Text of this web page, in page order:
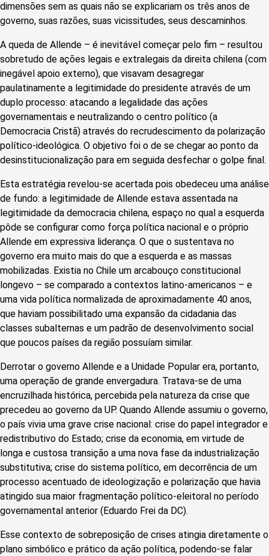
dimensões sem as quais não se explicariam os três anos de
governo, suas razões, suas vicissitudes, seus descaminhos.
A queda de Allende – é inevitável começar pelo fim – resultou
sobretudo de ações legais e extralegais da direita chilena (com
inegável apoio externo), que visavam desagregar
paulatinamente a legitimidade do presidente através de um
duplo processo: atacando a legalidade das ações
governamentais e neutralizando o centro político (a
Democracia Cristã) através do recrudescimento da polarização
político-ideológica. O objetivo foi o de se chegar ao ponto da
desinstitucionalização para em seguida desfechar o golpe final.
Esta estratégia revelou-se acertada pois obedeceu uma análise
de fundo: a legitimidade de Allende estava assentada na
legitimidade da democracia chilena, espaço no qual a esquerda
pôde se configurar como força política nacional e o próprio
Allende em expressiva liderança. O que o sustentava no
governo era muito mais do que a esquerda e as massas
mobilizadas. Existia no Chile um arcabouço constitucional
longevo – se comparado a contextos latino-americanos – e
uma vida política normalizada de aproximadamente 40 anos,
que haviam possibilitado uma expansão da cidadania das
classes subalternas e um padrão de desenvolvimento social
que poucos países da região possuíam similar.
Derrotar o governo Allende e a Unidade Popular era, portanto,
uma operação de grande envergadura. Tratava-se de uma
encruzilhada histórica, percebida pela natureza da crise que
precedeu ao governo da UP. Quando Allende assumiu o governo,
o país vivia uma grave crise nacional: crise do papel integrador e
redistributivo do Estado; crise da economia, em virtude de
longa e custosa transição a uma nova fase da industrialização
substitutiva; crise do sistema político, em decorrência de um
processo acentuado de ideologização e polarização que havia
atingido sua maior fragmentação político-eleitoral no período
governamental anterior (Eduardo Frei da DC).
Esse contexto de sobreposição de crises atingia diretamente o
plano simbólico e prático da ação política, podendo-se falar